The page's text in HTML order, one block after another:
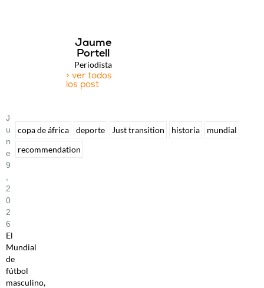
Jaume
Portell
Periodista
> ver todos
los post
J
U
N
E
9
2
0
2
6
El
Mundial
de
fútbol
masculino,
copa de áfrica deporte Just transition historia
mundial
recommendation